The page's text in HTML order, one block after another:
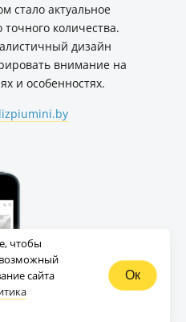
стало актуальное
количества.
дизайн
внимание на
и особенностях.
чтобы
сайта
Ок